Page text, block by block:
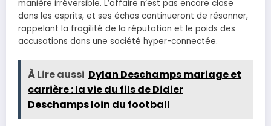
manière irréversible. L’affaire n’est pas encore close
dans les esprits, et ses échos continueront de résonner,
rappelant la fragilité de la réputation et le poids des
accusations dans une société hyper-connectée.
À Lire aussi Dylan Deschamps mariage et
carrière : la vie du fils de Didier
Deschamps loin du football